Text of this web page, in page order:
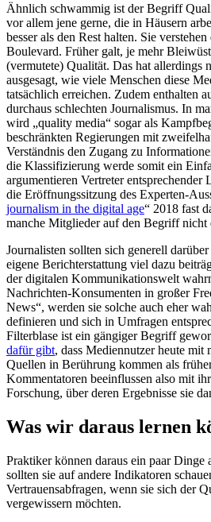
Ähnlich schwammig ist der Begriff
vor allem jene gerne, die in Häusern
besser als den Rest halten. Sie
Boulevard. Früher galt, je mehr
(vermutete) Qualität. Das hat allerdings
ausgesagt, wie viele Menschen diese
tatsächlich erreichen. Zudem enthalten
durchaus schlechten Journalismus. In
wird „quality media“ sogar als
beschränkten Regierungen mit
Verständnis den Zugang zu
die Klassifizierung werde somit ein
argumentieren Vertreter entsprechender
die Eröffnungssitzung des Experten-
journalism in the digital age“ 2018 fast
manche Mitglieder auf den Begriff nicht
Journalisten sollten sich generell
eigene Berichterstattung viel dazu
der digitalen Kommunikationswelt
Nachrichten-Konsumenten in großer
News“, werden sie solche auch eher
definieren und sich in Umfragen
Filterblase ist ein gängiger Begriff
dafür gibt, dass Mediennutzer heute mit
Quellen in Berührung kommen als
Kommentatoren beeinflussen also mit
Forschung, über deren Ergebnisse sie
Was wir daraus lernen
Praktiker können daraus ein paar Dinge
sollten sie auf andere Indikatoren
Vertrauensabfragen, wenn sie sich der
vergewissern möchten.